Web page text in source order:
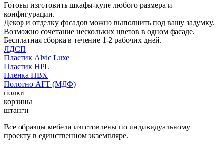
Готовы изготовить шкафы-купе любого размера и
конфигурации.
Декор и отделку фасадов можно выполнить под вашу задумку.
Возможно сочетание нескольких цветов в одном фасаде.
Бесплатная сборка в течение 1-2 рабочих дней.
ЛДСП
Пластик Alvic Luxe
Пластик HPL
Пленка ПВХ
Полотно АГТ (МДФ)
полки
корзины
штанги
Все образцы мебели изготовлены по индивидуальному
проекту в единственном экземпляре.